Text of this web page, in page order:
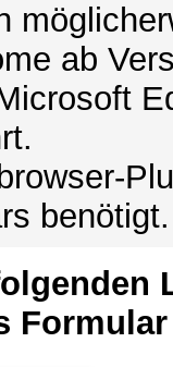
ab
benötigt.